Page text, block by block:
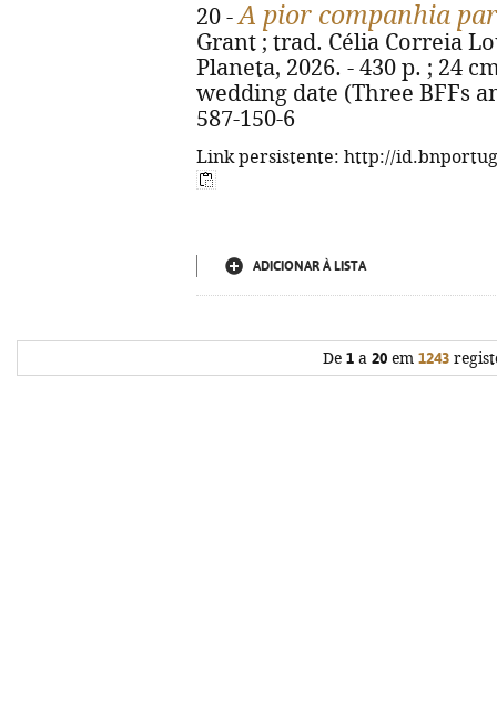
20 -A pior companhia
Grant ; trad. Célia Correia
Planeta, 2026. - 430 p. ; 24
wedding date (Three BFFs
587-150-6
Link persistente: http://
ADICIONAR À LISTA
De 1a 20em 1243